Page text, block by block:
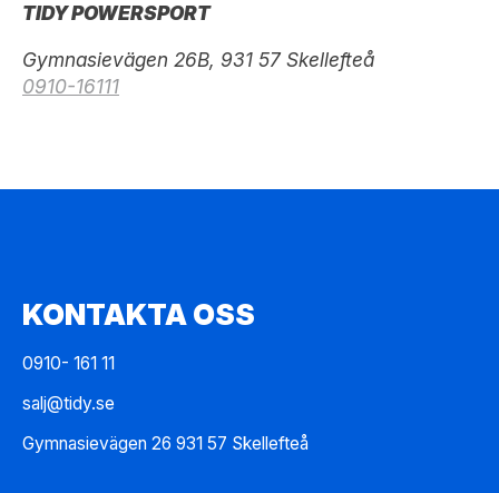
TIDY POWERSPORT
Gymnasievägen 26B, 931 57 Skellefteå
0910-16111
KONTAKTA OSS
0910- 161 11
salj@tidy.se
Gymnasievägen 26 931 57 Skellefteå